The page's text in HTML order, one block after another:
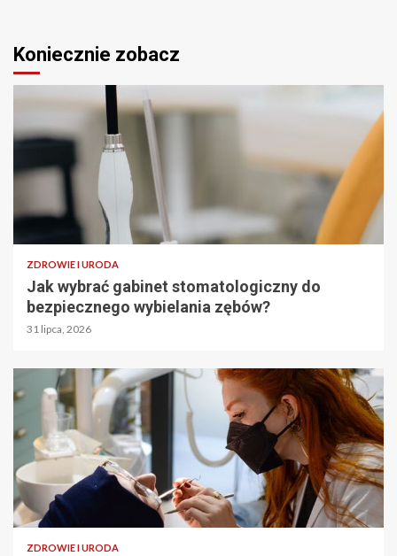
Koniecznie zobacz
ZDROWIE I URODA
Jak wybrać gabinet stomatologiczny do
bezpiecznego wybielania zębów?
31 lipca, 2026
ZDROWIE I URODA